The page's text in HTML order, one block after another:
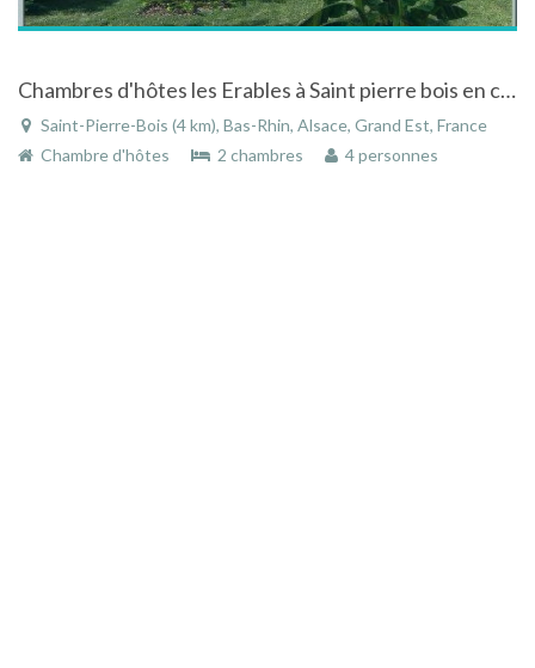
Chambres d'hôtes les Erables à Saint pierre bois en centre alsace avec vue sur la montagne
Saint-Pierre-Bois (4 km), Bas-Rhin, Alsace, Grand Est, France
Chambre d'hôtes
2 chambres 4 personnes